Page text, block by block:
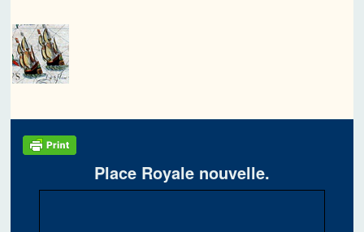
Place Royale nouvelle.